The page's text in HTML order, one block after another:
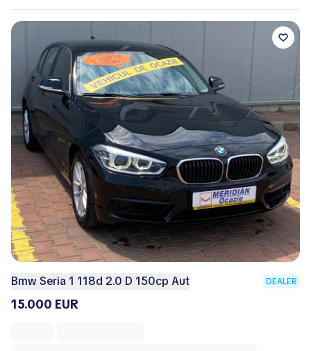
Bmw Seria 1 118d 2.0 D 150cp Aut DEALER
15.000 EUR